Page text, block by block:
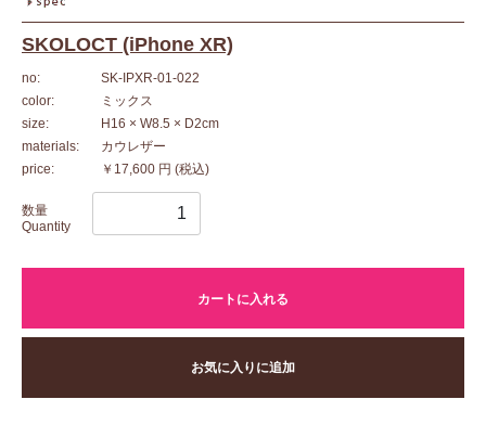
SKOLOCT (iPhone XR)
no:
SK-IPXR-01-022
color:
ミックス
size:
H16 × W8.5 × D2cm
materials:
カウレザー
price:
￥17,600 円 (税込)
数量
Quantity
カートに入れる
お気に入りに追加